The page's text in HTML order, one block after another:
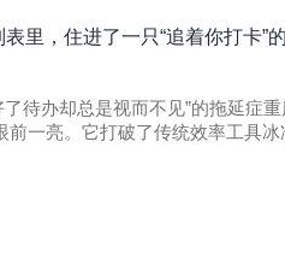
里，住进了一只“追着你打卡”
待办却总是视而不见”的拖延症
前一亮。它打破了传统效率工具冰